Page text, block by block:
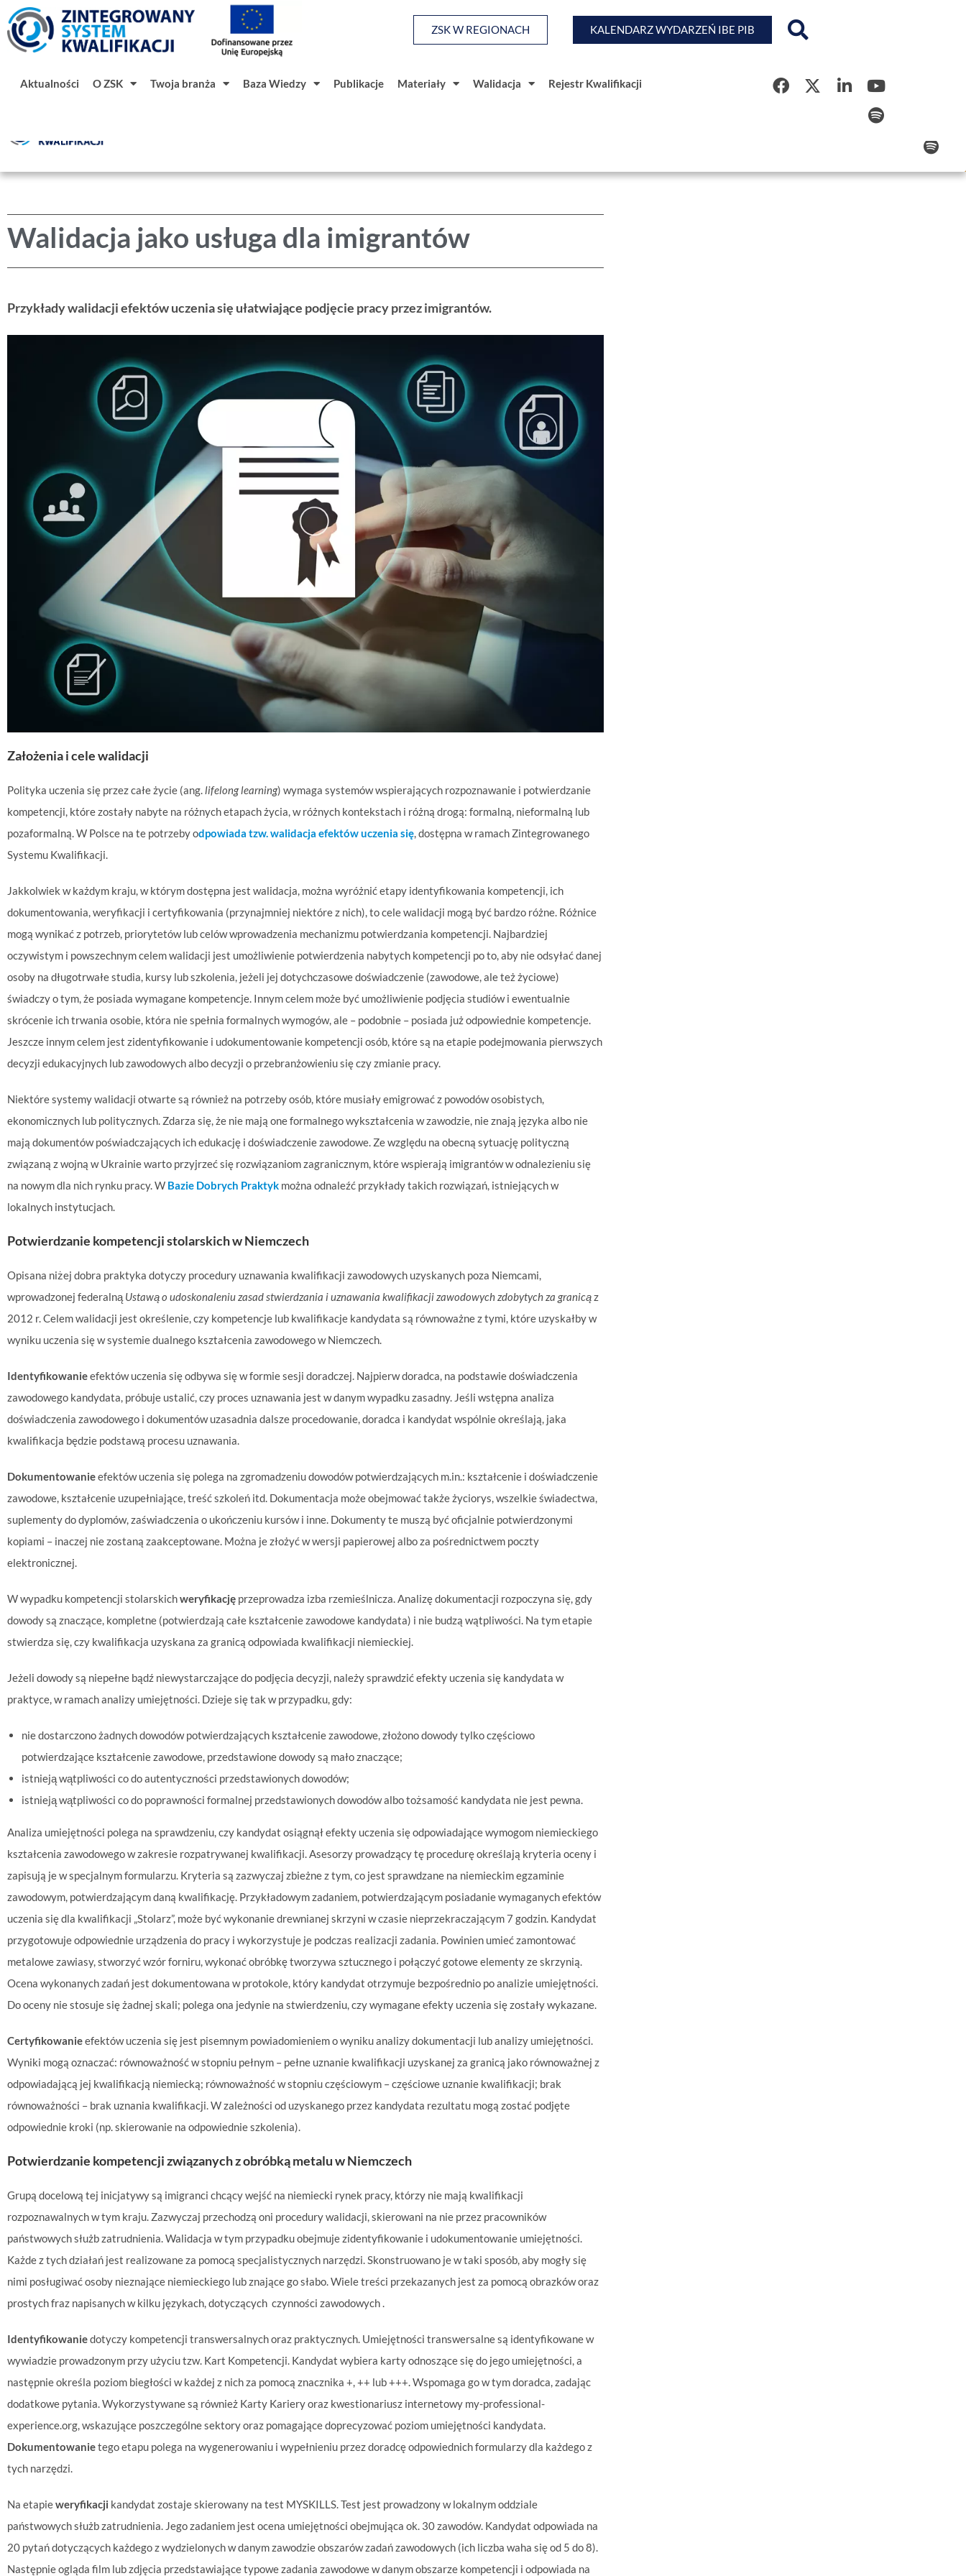
ZSK W REGIONACH KALENDARZ WYDARZEŃ IBE PIB
Aktualności O ZSK Twoja branża Baza Wiedzy Publikacje Materiały Walidacja Rejestr Kwalifikacji
Walidacja jako usługa dla imigrantów
Przykłady walidacji efektów uczenia się ułatwiające podjęcie pracy przez imigrantów.
Założenia i cele walidacji
Polityka uczenia się przez całe życie (ang.lifelong learning) wymaga systemów wspierających rozpoznawanie i potwierdzanie
kompetencji, które zostały nabyte na różnych etapach życia, w różnych kontekstach i różną drogą: formalną, nieformalną lub
pozaformalną. W Polsce na te potrzeby odpowiada tzw. walidacja efektów uczenia się, dostępna w ramach Zintegrowanego
Systemu Kwalifikacji.
Jakkolwiek w każdym kraju, w którym dostępna jest walidacja, można wyróżnić etapy identyfikowania kompetencji, ich
dokumentowania, weryfikacji i certyfikowania (przynajmniej niektóre z nich), to cele walidacji mogą być bardzo różne. Różnice
mogą wynikać z potrzeb, priorytetów lub celów wprowadzenia mechanizmu potwierdzania kompetencji. Najbardziej
oczywistym i powszechnym celem walidacji jest umożliwienie potwierdzenia nabytych kompetencji po to, aby nie odsyłać danej
osoby na długotrwałe studia, kursy lub szkolenia, jeżeli jej dotychczasowe doświadczenie (zawodowe, ale też życiowe)
świadczy o tym, że posiada wymagane kompetencje. Innym celem może być umożliwienie podjęcia studiów i ewentualnie
skrócenie ich trwania osobie, która nie spełnia formalnych wymogów, ale – podobnie – posiada już odpowiednie kompetencje.
Jeszcze innym celem jest zidentyfikowanie i udokumentowanie kompetencji osób, które są na etapie podejmowania pierwszych
decyzji edukacyjnych lub zawodowych albo decyzji o przebranżowieniu się czy zmianie pracy.
Niektóre systemy walidacji otwarte są również na potrzeby osób, które musiały emigrować z powodów osobistych,
ekonomicznych lub politycznych. Zdarza się, że nie mają one formalnego wykształcenia w zawodzie, nie znają języka albo nie
mają dokumentów poświadczających ich edukację i doświadczenie zawodowe. Ze względu na obecną sytuację polityczną
związaną z wojną w Ukrainie warto przyjrzeć się rozwiązaniom zagranicznym, które wspierają imigrantów w odnalezieniu się
na nowym dla nich rynku pracy. W Bazie Dobrych Praktyk można odnaleźć przykłady takich rozwiązań, istniejących w
lokalnych instytucjach.
Potwierdzanie kompetencji stolarskich w Niemczech
Opisana niżej dobra praktyka dotyczy procedury uznawania kwalifikacji zawodowych uzyskanych poza Niemcami,
wprowadzonej federalną Ustawą o udoskonaleniu zasad stwierdzania i uznawania kwalifikacji zawodowych zdobytych za granicąz
2012 r. Celem walidacji jest określenie, czy kompetencje lub kwalifikacje kandydata są równoważne z tymi, które uzyskałby w
wyniku uczenia się w systemie dualnego kształcenia zawodowego w Niemczech.
Identyfikowanieefektów uczenia się odbywa się w formie sesji doradczej. Najpierw doradca, na podstawie doświadczenia
zawodowego kandydata, próbuje ustalić, czy proces uznawania jest w danym wypadku zasadny. Jeśli wstępna analiza
doświadczenia zawodowego i dokumentów uzasadnia dalsze procedowanie, doradca i kandydat wspólnie określają, jaka
kwalifikacja będzie podstawą procesu uznawania.
Dokumentowanieefektów uczenia się polega na zgromadzeniu dowodów potwierdzających m.in.: kształcenie i doświadczenie
zawodowe, kształcenie uzupełniające, treść szkoleń itd. Dokumentacja może obejmować także życiorys, wszelkie świadectwa,
suplementy do dyplomów, zaświadczenia o ukończeniu kursów i inne. Dokumenty te muszą być oficjalnie potwierdzonymi
kopiami – inaczej nie zostaną zaakceptowane. Można je złożyć w wersji papierowej albo za pośrednictwem poczty
elektronicznej.
W wypadku kompetencji stolarskichweryfikację przeprowadza izba rzemieślnicza. Analizę dokumentacji rozpoczyna się, gdy
dowody są znaczące, kompletne (potwierdzają całe kształcenie zawodowe kandydata) i nie budzą wątpliwości. Na tym etapie
stwierdza się, czy kwalifikacja uzyskana za granicą odpowiada kwalifikacji niemieckiej.
Jeżeli dowody są niepełne bądź niewystarczające do podjęcia decyzji, należy sprawdzić efekty uczenia się kandydata w
praktyce, w ramach analizy umiejętności. Dzieje się tak w przypadku, gdy:
nie dostarczono żadnych dowodów potwierdzających kształcenie zawodowe, złożono dowody tylko częściowo
potwierdzające kształcenie zawodowe, przedstawione dowody są mało znaczące;
istnieją wątpliwości co do autentyczności przedstawionych dowodów;
istnieją wątpliwości co do poprawności formalnej przedstawionych dowodów albo tożsamość kandydata nie jest pewna.
Analiza umiejętności polega na sprawdzeniu, czy kandydat osiągnął efekty uczenia się odpowiadające wymogom niemieckiego
kształcenia zawodowego w zakresie rozpatrywanej kwalifikacji. Asesorzy prowadzący tę procedurę określają kryteria oceny i
zapisują je w specjalnym formularzu. Kryteria są zazwyczaj zbieżne z tym, co jest sprawdzane na niemieckim egzaminie
zawodowym, potwierdzającym daną kwalifikację. Przykładowym zadaniem, potwierdzającym posiadanie wymaganych efektów
uczenia się dla kwalifikacji „Stolarz”, może być wykonanie drewnianej skrzyni w czasie nieprzekraczającym 7 godzin. Kandydat
przygotowuje odpowiednie urządzenia do pracy i wykorzystuje je podczas realizacji zadania. Powinien umieć zamontować
metalowe zawiasy, stworzyć wzór forniru, wykonać obróbkę tworzywa sztucznego i połączyć gotowe elementy ze skrzynią.
Ocena wykonanych zadań jest dokumentowana w protokole, który kandydat otrzymuje bezpośrednio po analizie umiejętności.
Do oceny nie stosuje się żadnej skali; polega ona jedynie na stwierdzeniu, czy wymagane efekty uczenia się zostały wykazane.
Certyfikowanieefektów uczenia się jest pisemnym powiadomieniem o wyniku analizy dokumentacji lub analizy umiejętności.
Wyniki mogą oznaczać: równoważność w stopniu pełnym – pełne uznanie kwalifikacji uzyskanej za granicą jako równoważnej z
odpowiadającą jej kwalifikacją niemiecką; równoważność w stopniu częściowym – częściowe uznanie kwalifikacji; brak
równoważności – brak uznania kwalifikacji. W zależności od uzyskanego przez kandydata rezultatu mogą zostać podjęte
odpowiednie kroki (np. skierowanie na odpowiednie szkolenia).
Potwierdzanie kompetencji związanych z obróbką metalu w Niemczech
Grupą docelową tej inicjatywy są imigranci chcący wejść na niemiecki rynek pracy, którzy nie mają kwalifikacji
rozpoznawalnych w tym kraju. Zazwyczaj przechodzą oni procedury walidacji, skierowani na nie przez pracowników
państwowych służb zatrudnienia. Walidacja w tym przypadku obejmuje zidentyfikowanie i udokumentowanie umiejętności.
Każde z tych działań jest realizowane za pomocą specjalistycznych narzędzi. Skonstruowano je w taki sposób, aby mogły się
nimi posługiwać osoby nieznające niemieckiego lub znające go słabo. Wiele treści przekazanych jest za pomocą obrazków oraz
prostych fraz napisanych w kilku językach, dotyczących czynności zawodowych .
Identyfikowaniedotyczy kompetencji transwersalnych oraz praktycznych. Umiejętności transwersalne są identyfikowane w
wywiadzie prowadzonym przy użyciu tzw. Kart Kompetencji. Kandydat wybiera karty odnoszące się do jego umiejętności, a
następnie określa poziom biegłości w każdej z nich za pomocą znacznika +, ++ lub +++. Wspomaga go w tym doradca, zadając
dodatkowe pytania. Wykorzystywane są również Karty Kariery oraz kwestionariusz internetowy my-professional-
experience.org, wskazujące poszczególne sektory oraz pomagające doprecyzować poziom umiejętności kandydata.
Dokumentowanietego etapu polega na wygenerowaniu i wypełnieniu przez doradcę odpowiednich formularzy dla każdego z
tych narzędzi.
Na etapieweryfikacji kandydat zostaje skierowany na test MYSKILLS. Test jest prowadzony w lokalnym oddziale
państwowych służb zatrudnienia. Jego zadaniem jest ocena umiejętności obejmująca ok. 30 zawodów. Kandydat odpowiada na
20 pytań dotyczących każdego z wydzielonych w danym zawodzie obszarów zadań zawodowych (ich liczba waha się od 5 do 8).
Następnie ogląda film lub zdjęcia przedstawiające typowe zadania zawodowe w danym obszarze kompetencji i odpowiada na